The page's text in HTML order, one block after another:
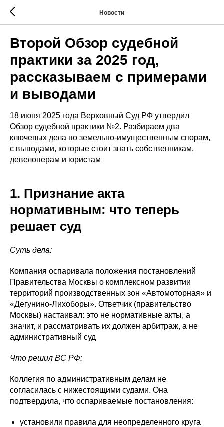
Новости
Второй Обзор судебной
практики за 2025 год,
рассказываем с примерами
и выводами
18 июня 2025 года Верховный Суд РФ утвердил
Обзор судебной практики №2. Разбираем два
ключевых дела по земельно-имущественным спорам,
с выводами, которые стоит знать собственникам,
девелоперам и юристам
1. Признание акта
нормативным: что теперь
решает суд
Суть дела:
Компания оспаривала положения постановлений
Правительства Москвы о комплексном развитии
территорий производственных зон «Автомоторная» и
«Дегунино-Лихоборы». Ответчик (правительство
Москвы) настаивал: это не нормативные акты, а
значит, и рассматривать их должен арбитраж, а не
административный суд
Что решил ВС РФ:
Коллегия по административным делам не
согласилась с нижестоящими судами. Она
подтвердила, что оспариваемые постановления:
установили правила для неопределенного круга